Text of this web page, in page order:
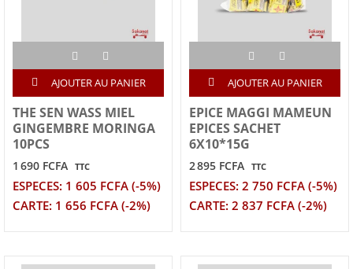
AJOUTER AU PANIER
THE SEN WASS MIEL
GINGEMBRE MORINGA
10PCS
1 690 FCFA TTC
ESPECES: 1 605 FCFA (-5%)
CARTE: 1 656 FCFA (-2%)
AJOUTER AU PANIER
EPICE MAGGI MAMEUN
EPICES SACHET
6X10*15G
2 895 FCFA TTC
ESPECES: 2 750 FCFA (-5%)
CARTE: 2 837 FCFA (-2%)